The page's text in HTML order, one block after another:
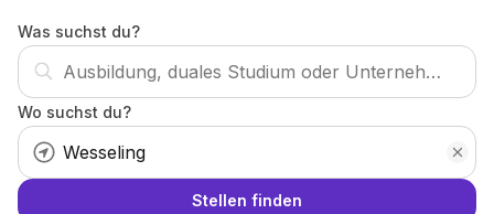
Was suchst du?
Wo suchst du?
Stellen finden